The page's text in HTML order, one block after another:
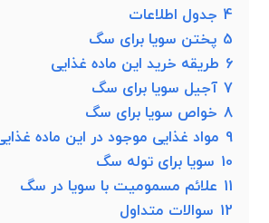
4 جدول اطلاعات
5 پختن سویا برای سگ
6 طریقه خرید این ماده غذایی
7 آجیل سویا برای سگ
8 خواص سویا برای سگ
9 مواد غذایی موجود در این ماده
10 سویا برای توله سگ
11 علائم مسمومیت با سویا در سگ
12 سوالات متداول